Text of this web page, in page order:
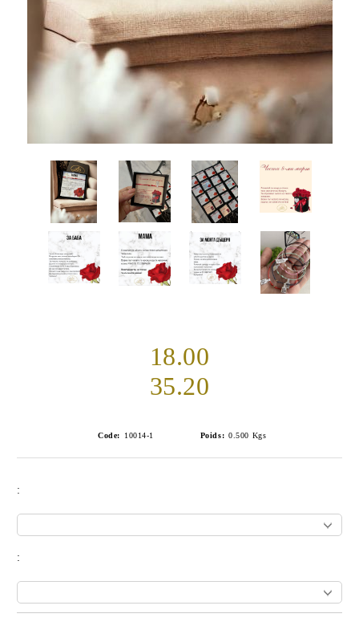
18.00
35.20
Code: 10014-1 Poids: 0.500 Kgs
:
: